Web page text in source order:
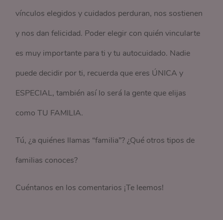
vínculos elegidos y cuidados perduran, nos sostienen
y nos dan felicidad. Poder elegir con quién vincularte
es muy importante para ti y tu autocuidado. Nadie
puede decidir por ti, recuerda que eres ÚNICA y
ESPECIAL, también así lo será la gente que elijas
como TU FAMILIA.
Tú, ¿a quiénes llamas “familia”? ¿Qué otros tipos de
familias conoces?
Cuéntanos en los comentarios ¡Te leemos!